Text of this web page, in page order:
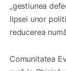
„gestiunea
lipsei unor
reducerea
Comunitatea